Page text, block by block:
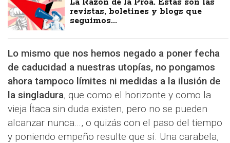
La Razón de la Proa. Estas son las
revistas, boletines y blogs que
seguimos...
Lo mismo que nos hemos negado a poner fecha
de caducidad a nuestras utopías, no pongamos
ahora tampoco límites ni medidas a la ilusión de
la singladura, que como el horizonte y como la
vieja Ítaca sin duda existen, pero no se pueden
alcanzar nunca…, o quizás con el paso del tiempo
y poniendo empeño resulte que sí. Una carabela,